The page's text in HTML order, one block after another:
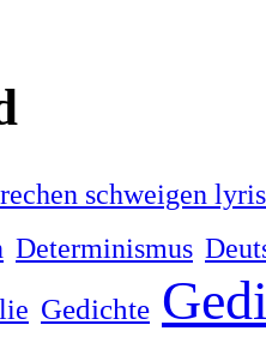
schweigen
Determinismus
Gedichte